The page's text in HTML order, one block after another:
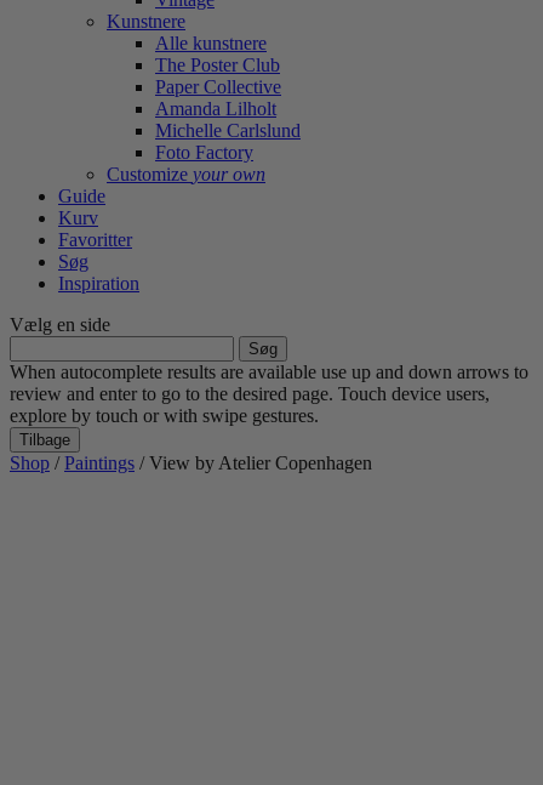
Kunstnere
Alle kunstnere
The Poster Club
Paper Collective
Amanda Lilholt
Michelle Carlslund
Foto Factory
Customize your own
Guide
Kurv
Favoritter
Søg
Inspiration
Vælg en side
efter:
When autocomplete results are available use up and down arrows to
review and enter to go to the desired page. Touch device users,
explore by touch or with swipe gestures.
Tilbage
Shop /Paintings / View by Atelier Copenhagen